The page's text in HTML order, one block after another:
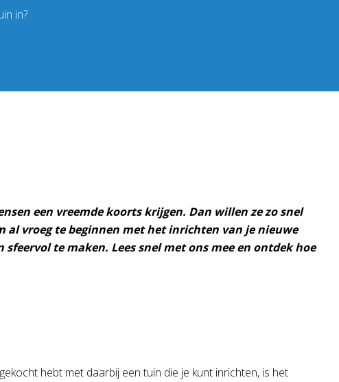
in?
een vreemde koorts krijgen. Dan willen ze zo snel
vroeg te beginnen met het inrichten van je nieuwe
te maken. Lees snel met ons mee en ontdek hoe
hebt met daarbij een tuin die je kunt inrichten, is het